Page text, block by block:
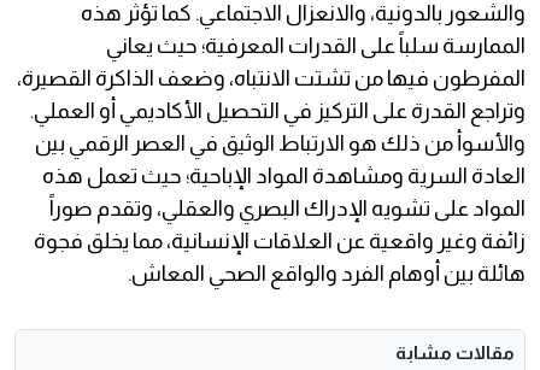
والشعور بالدونية، والانعزال الاجتماعي. كما تؤثر هذه
الممارسة سلباً على القدرات المعرفية؛ حيث يعاني
المفرطون فيها من تشتت الانتباه، وضعف الذاكرة القصيرة،
وتراجع القدرة على التركيز في التحصيل الأكاديمي أو العملي.
والأسوأ من ذلك هو الارتباط الوثيق في العصر الرقمي بين
العادة السرية ومشاهدة المواد الإباحية؛ حيث تعمل هذه
المواد على تشويه الإدراك البصري والعقلي، وتقدم صوراً
زائفة وغير واقعية عن العلاقات الإنسانية، مما يخلق فجوة
هائلة بين أوهام الفرد والواقع الصحي المعاش.
مقالات مشابة